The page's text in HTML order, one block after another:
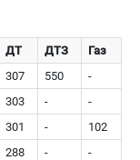
ДТ ДТЗ
Газ
307 550
-
303 -
-
301 -
102
288 - -